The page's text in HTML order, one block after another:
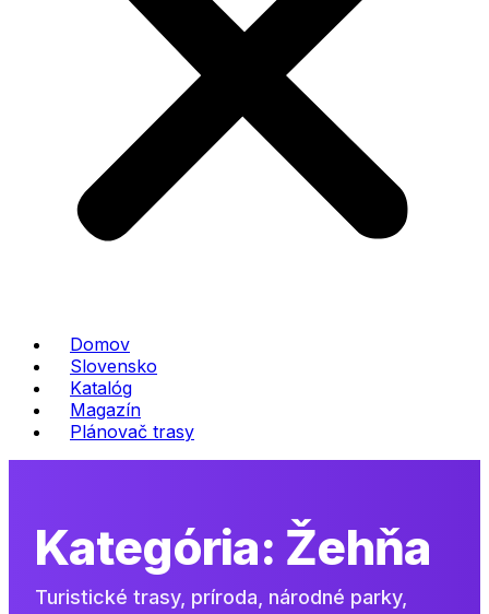
Domov
Slovensko
Katalóg
Magazín
Plánovač trasy
Kategória: Žehňa
Turistické trasy, príroda, národné parky,